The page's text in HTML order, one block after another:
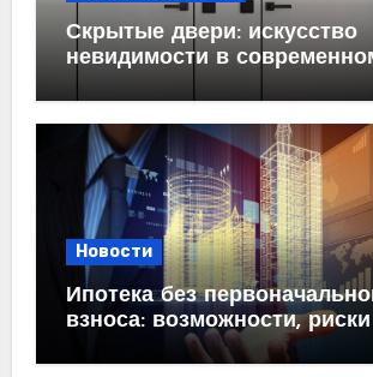
Скрытые двери: искусство
невидимости в
Новости
Ипотека без
взноса: возможности,
практические рекомендации<